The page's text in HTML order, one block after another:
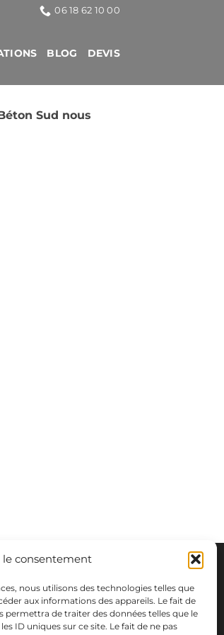
le consentement
nous utilisons des technologies telles que
aux informations des appareils. Le fait de
permettra de traiter des données telles que le
ID uniques sur ce site. Le fait de ne pas
06 18 62 10 00
BLOG DEVIS
Sud nous